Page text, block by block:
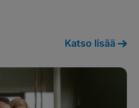
Katso lisää